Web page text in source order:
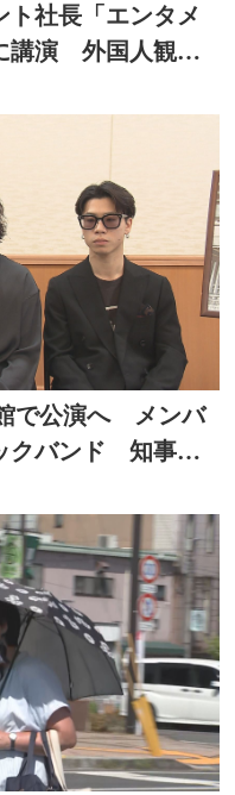
ト社長「エンタメ
講演 外国人観光
で公演へ メンバ
クバンド 知事を